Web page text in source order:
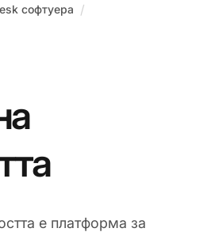
софтуера /
е платформа за